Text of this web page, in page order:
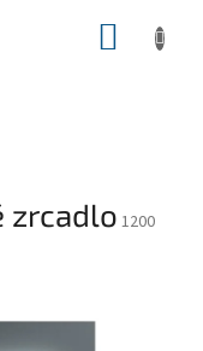
zrcadlo 1200